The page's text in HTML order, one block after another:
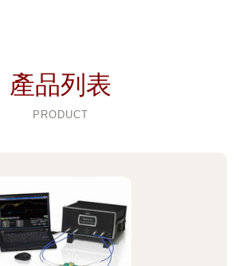
產品列表
PRODUCT